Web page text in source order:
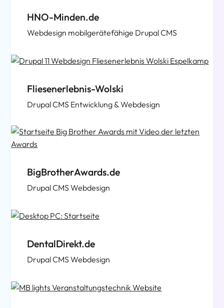
HNO-Minden.de
Webdesign mobilgerätefähige Drupal CMS
Fliesenerlebnis-Wolski
Drupal CMS Entwicklung & Webdesign
BigBrotherAwards.de
Drupal CMS Webdesign
DentalDirekt.de
Drupal CMS Webdesign